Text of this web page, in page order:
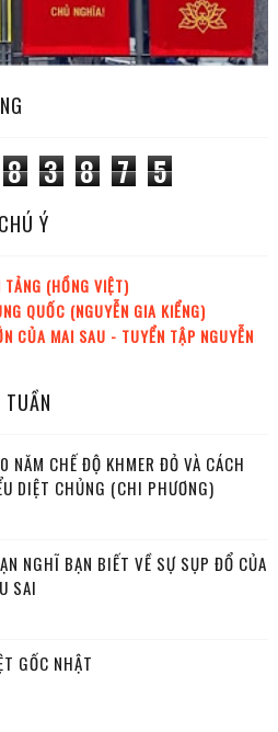
8 3 8 7 5
Ý
(HỒNG VIỆT)
QUỐC (NGUYỄN GIA KIỂNG)
CỦA MAI SAU - TUYỂN TẬP NGUYỄN
NĂM CHẾ ĐỘ KHMER ĐỎ VÀ CÁCH
DIỆT CHỦNG (CHI PHƯƠNG)
NGHĨ BẠN BIẾT VỀ SỰ SỤP ĐỔ CỦA
SAI
GỐC NHẬT